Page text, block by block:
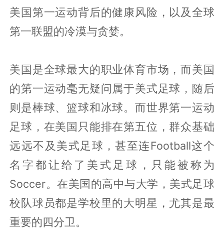
美国第一运动背后的健康风险，以及全球
第一联盟的冷漠与贪婪。
美国是全球最大的职业体育市场，而美国
的第一运动毫无疑问属于美式足球，随后
则是棒球、篮球和冰球。而世界第一运动
足球，在美国只能排在第五位，群众基础
远远不及美式足球，甚至连Football这个
名字都让给了美式足球，只能被称为
Soccer。在美国的高中与大学，美式足球
校队球员都是学校里的大明星，尤其是最
重要的四分卫。